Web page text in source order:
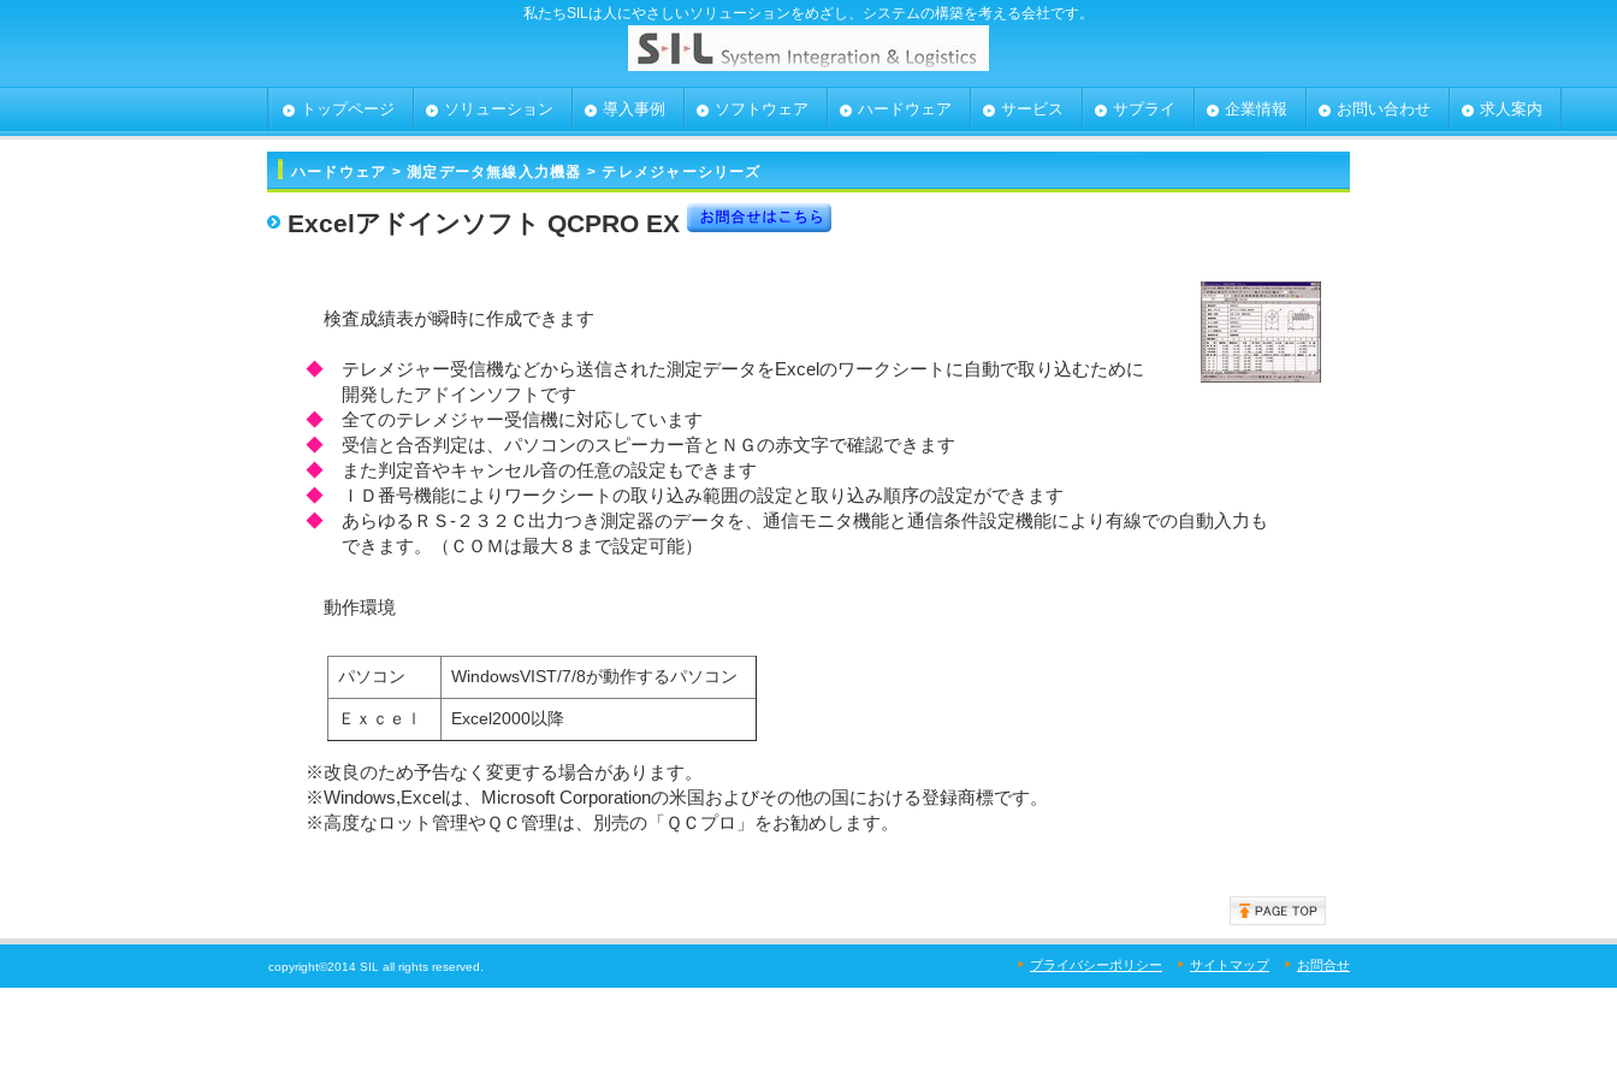
私たちSILは人にやさしいソリューションをめざし、システムの構築を考える会社です。
ハードウェア > 測定データ無線入力機器 > テレメジャーシリーズ
Excelアドインソフト QCPRO EX
検査成績表が瞬時に作成できます
◆ テレメジャー受信機などから送信された測定データをExcelのワークシートに自動で取り込むために
開発したアドインソフトです
◆ 全てのテレメジャー受信機に対応しています
◆ 受信と合否判定は、パソコンのスピーカー音とＮＧの赤文字で確認できます
◆
また判定音やキャンセル音の任意の設定もできます
◆
ＩＤ番号機能によりワークシートの取り込み範囲の設定と取り込み順序の設定ができます
◆ あらゆるＲＳ-２３２Ｃ出力つき測定器のデータを、通信モニタ機能と通信条件設定機能により有線での自動入力も
できます。（ＣＯＭは最大８まで設定可能）
動作環境
パソコン WindowsVIST/7/8が動作するパソコン
Ｅｘｃｅｌ Excel2000以降
※改良のため予告なく変更する場合があります。
※Windows,Excelは、Microsoft Corporationの米国およびその他の国における登録商標です。
※高度なロット管理やＱＣ管理は、別売の「ＱＣプロ」をお勧めします。
トップページ ソリューション 導入事例 ソフトウェア ハードウェア サービス サプライ 企業情報 お問い合わせ 求人案内
copyright©2014 SIL all rights reserved. プライバシーポリシー サイトマップ お問合せ